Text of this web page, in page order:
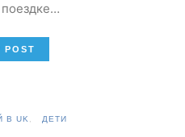
поездке…
POST
В UK ДЕТИ